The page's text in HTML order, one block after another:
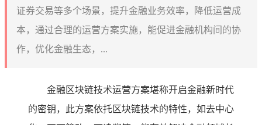
证券交易等多个场景，提升金融业务效率，降低运营成
本，通过合理的运营方案实施，能促进金融机构间的协
作，优化金融生态，...
金融区块链技术运营方案堪称开启金融新时代
的密钥，此方案依托区块链技术的特性，如去中心